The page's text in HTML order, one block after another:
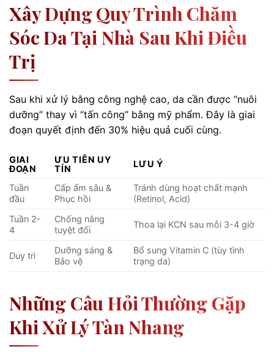
Xây Dựng Quy Trình Chăm
Sóc Da Tại Nhà Sau Khi Điều
Trị
Sau khi xử lý bằng công nghệ cao, da cần được “nuôi
dưỡng” thay vì “tấn công” bằng mỹ phẩm. Đây là giai
đoạn quyết định đến 30% hiệu quả cuối cùng.
GIAI
ĐOẠN
ƯU TIÊN UY
TÍN
LƯU Ý
Tuần
đầu
Cấp ẩm sâu &
Phục hồi
Tránh dùng hoạt chất mạnh
(Retinol, Acid)
Tuần 2-
4
Chống nắng
tuyệt đối
Thoa lại KCN sau mỗi 3-4 giờ
Duy trì
Dưỡng sáng &
Bảo vệ
Bổ sung Vitamin C (tùy tình
trạng da)
Những Câu Hỏi Thường Gặp
Khi Xử Lý Tàn Nhang